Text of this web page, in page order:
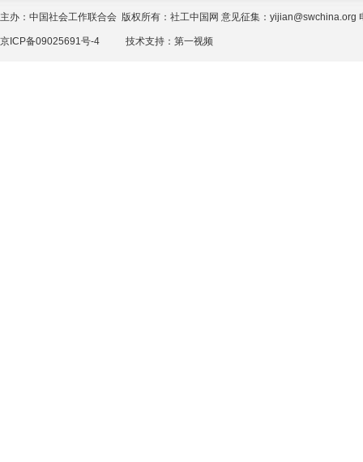
主办：中国社会工作联合会 版权所有：社工中国网 意见征集：yijian@swchina.org
京ICP备09025691号-4 技术支持： 第一视频